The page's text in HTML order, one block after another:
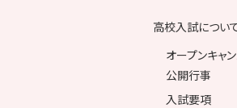
高校入試につい
オープンキャ
公開行事
入試要項